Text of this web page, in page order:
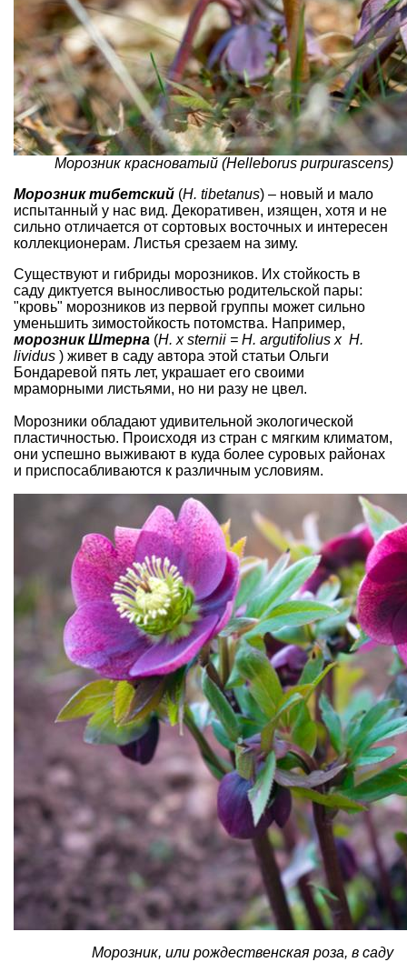
Морозник красноватый (Helleborus purpurascens)
Морозник тибетский (H. tibetanus) – новый и мало
испытанный у нас вид. Декоративен, изящен, хотя и не
сильно отличается от сортовых восточных и интересен
коллекционерам. Листья срезаем на зиму.
Существуют и гибриды морозников. Их стойкость в
саду диктуется выносливостью родительской пары:
"кровь" морозников из первой группы может сильно
уменьшить зимостойкость потомства. Например,
морозник Штерна (H. x sternii = H. argutifolius х H.
lividus ) живет в саду автора этой статьи Ольги
Бондаревой пять лет, украшает его своими
мраморными листьями, но ни разу не цвел.
Морозники обладают удивительной экологической
пластичностью. Происходя из стран с мягким климатом,
они успешно выживают в куда более суровых районах
и приспосабливаются к различным условиям.
Морозник, или рождественская роза, в саду